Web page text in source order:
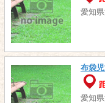
愛知
布袋児
愛知